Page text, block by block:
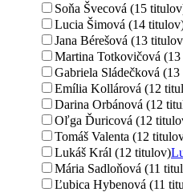
Soňa Švecová (15
Lucia Šimová (14
Jana Bérešová (13
Martina Totkovičová
Gabriela Sládečková
Emília Kollárová (12
Darina Orbánová (12
Oľga Ďuricová (12
Tomáš Valenta (12
Lukáš Král (12 titulov)
Mária Sadloňová (11
Ľubica Hybenová (11